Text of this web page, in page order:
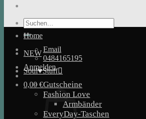
Suchen
nach:
Email
0484165195
Anmelden
0,00€
Home
NEW
Soul♥Stuff
Gutscheine
Fashion Love
Armbänder
EveryDay-Taschen